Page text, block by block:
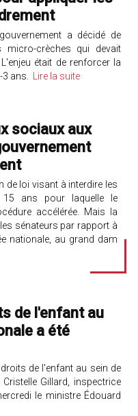
a décidé de
crèches qui devait
était de renforcer la
3 ans. Lire la suite
sociaux aux
de loi visant à interdire les
ans pour laquelle le
accélérée. Mais la
sénateurs par rapport à
nationale, au grand dam
de l'enfant au
a été
de l'enfant au sein de
Gillard, inspectrice
le ministre Édouard